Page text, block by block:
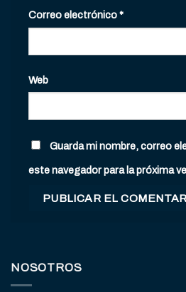
Correo electrónico*
Web
Guarda mi nombre, correo
este navegador para la próxima
NOSOTROS